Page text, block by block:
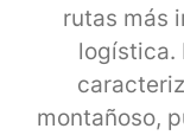
rutas más
logística.
montañoso,